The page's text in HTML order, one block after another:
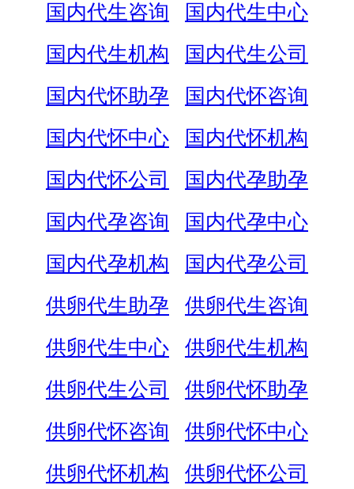
国内代生咨询
国内代生中心
国内代生机构
国内代生公司
国内代怀助孕
国内代怀咨询
国内代怀中心
国内代怀机构
国内代怀公司
国内代孕助孕
国内代孕咨询
国内代孕中心
国内代孕机构
国内代孕公司
供卵代生助孕
供卵代生咨询
供卵代生中心
供卵代生机构
供卵代生公司
供卵代怀助孕
供卵代怀咨询
供卵代怀中心
供卵代怀机构
供卵代怀公司